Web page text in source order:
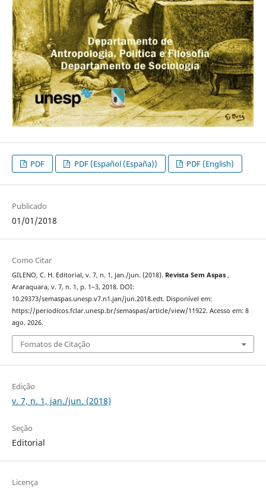
PDF PDF (Español (España)) PDF (English)
Publicado
01/01/2018
Como Citar
GILENO, C. H. Editorial, v. 7, n. 1, jan./jun. (2018). Revista Sem Aspas ,
Araraquara, v. 7, n. 1, p. 1–3, 2018. DOI:
10.29373/semaspas.unesp.v7.n1.jan/jun.2018.edt. Disponível em:
https://periodicos.fclar.unesp.br/semaspas/article/view/11922. Acesso em: 8
ago. 2026.
Fomatos de Citação
Edição
v. 7, n. 1, jan./jun. (2018)
Seção
Editorial
Licença